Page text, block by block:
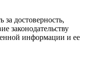
за достоверность,
законодательству
информации и ее